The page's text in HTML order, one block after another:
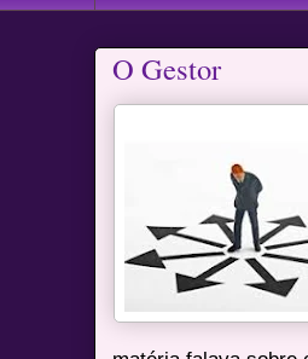
O Gestor